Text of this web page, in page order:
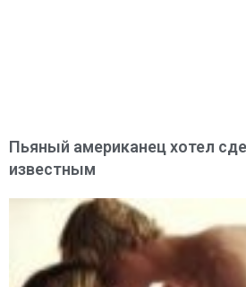
Пьяный американец хотел
известным